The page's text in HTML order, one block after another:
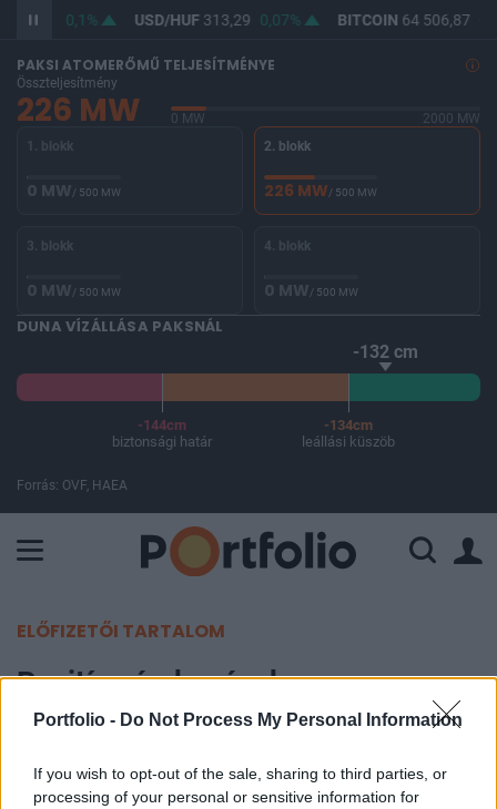
Portfolio - Do Not Process My Personal Information
If you wish to opt-out of the sale, sharing to third parties, or
processing of your personal or sensitive information for
362,09 0,1% USD/HUF313,29 0,07% BITCOIN 64 506,87 -
PAKSI ATOMERŐMŰ TELJESÍTMÉNYE
Összteljesítmény
226 MW 0 MW
2000 MW
1. blokk
0 MW/ 500 MW
2. blokk
226 MW/ 500 MW
3. blokk
0 MW/ 500 MW
4. blokk
0 MW/ 500 MW
DUNA VÍZÁLLÁSA PAKSNÁL
-132 cm
-144cm
biztonsági határ
-134cm
leállási küszöb
Forrás: OVF, HAEA
ELŐFIZETŐI TARTALOM
Pozitív várakozások
2003. július 18. 15:05